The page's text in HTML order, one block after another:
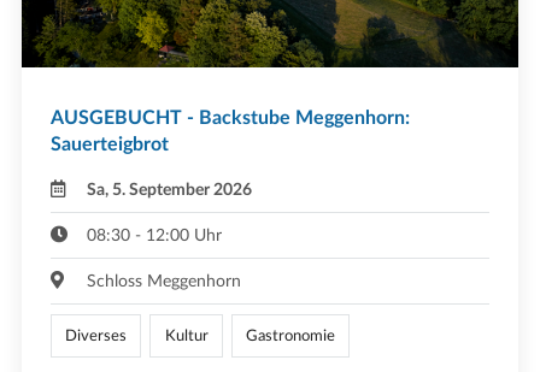
AUSGEBUCHT - Backstube Meggenhorn:
Sauerteigbrot
Sa, 5. September 2026
08:30 - 12:00 Uhr
Schloss Meggenhorn
Diverses Kultur Gastronomie